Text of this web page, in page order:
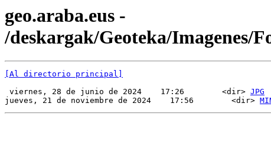
geo.araba.eus -
/deskargak/Geoteka/Imagenes/
[Al directorio principal]
viernes, 28 de junio de 2024    17:26        <dir> JPG
jueves, 21 de noviembre de 2024    17:56        <dir>